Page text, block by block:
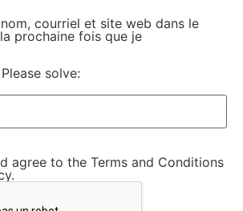
courriel et site web dans le
prochaine fois que je
solve:
agree to the Terms and Conditions